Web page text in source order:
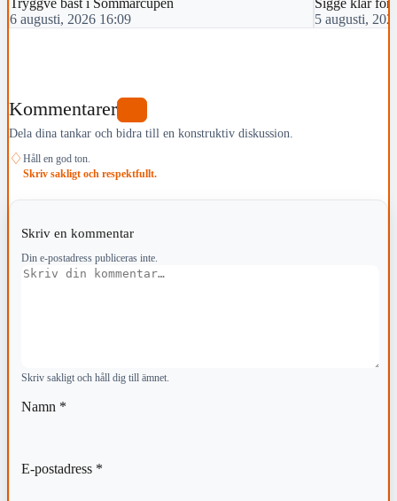
6 augusti, 2026 16:09
5 augusti,
Kommentarer
Dela dina tankar och bidra till en konstruktiv diskussion.
♢ Håll en god ton.
Skriv sakligt och respektfullt.
Skriv en kommentar
Din e-postadress publiceras inte.
Kommentar
Skriv sakligt och håll dig till ämnet.
Namn *
E-postadress *